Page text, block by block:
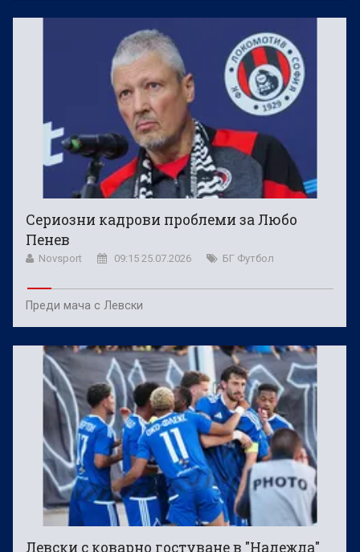
Сериозни кадрови проблеми за Любо
Пенев
Novsport 09:15 25.07.2026 БГ Футбол
Преди мача с Левски
Левски с коварно гостуване в "Надежда"